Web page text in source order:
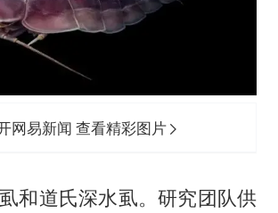
网易新闻 查看精彩图片
和道氏深水虱。研究团队供